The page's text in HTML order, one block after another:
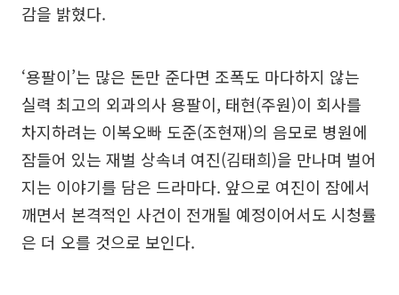
감을 밝혔다.
‘용팔이’는 많은 돈만 준다면 조폭도 마다하지 않는
실력 최고의 외과의사 용팔이, 태현(주원)이 회사를
차지하려는 이복오빠 도준(조현재)의 음모로 병원에
잠들어 있는 재벌 상속녀 여진(김태희)을 만나며 벌어
지는 이야기를 담은 드라마다. 앞으로 여진이 잠에서
깨면서 본격적인 사건이 전개될 예정이어서도 시청률
은 더 오를 것으로 보인다.